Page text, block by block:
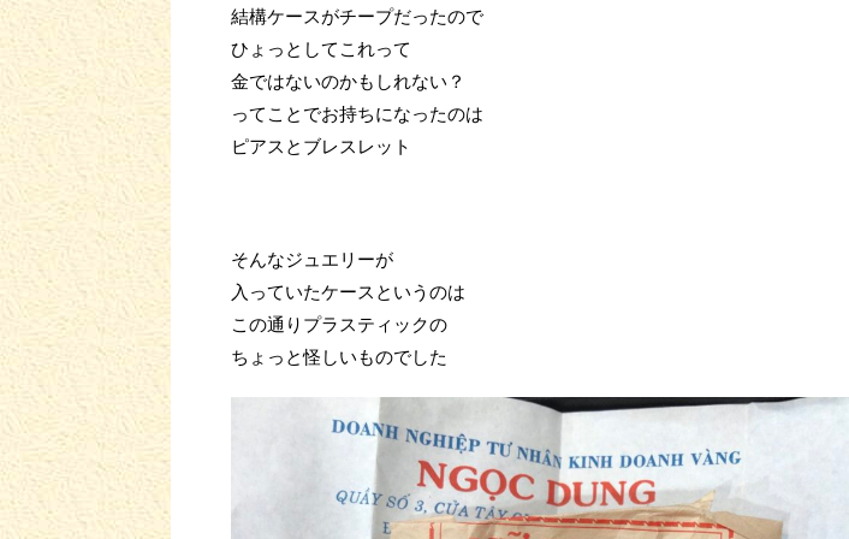
結構ケースがチープだったので
ひょっとしてこれって
金ではないのかもしれない？
ってことでお持ちになったのは
ピアスとブレスレット
そんなジュエリーが
入っていたケースというのは
この通りプラスティックの
ちょっと怪しいものでした